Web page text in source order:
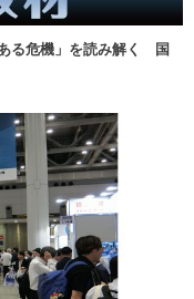
る危機」を読み解く 国